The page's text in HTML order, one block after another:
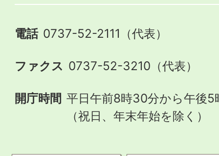
電話 0737-52-2111（代表）
ファクス 0737-52-3210（代表）
開庁時間 平日午前8時30分から午後5
（祝日、年末年始を除く）